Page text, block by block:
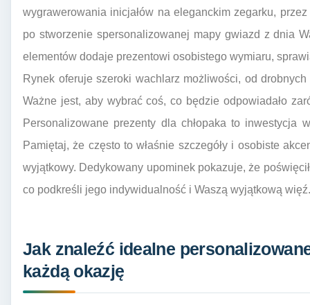
wygrawerowania inicjałów na eleganckim zegarku,
po stworzenie spersonalizowanej mapy gwiazd z dnia
elementów dodaje prezentowi osobistego wymiaru,
Rynek oferuje szeroki wachlarz możliwości, od
Ważne jest, aby wybrać coś, co będzie odpowiadało
Personalizowane prezenty dla chłopaka to inwestycja
Pamiętaj, że często to właśnie szczegóły i osobiste
wyjątkowy. Dedykowany upominek pokazuje, że
co podkreśli jego indywidualność i Waszą wyjątkową więź.
Jak znaleźć idealne
każdą okazję